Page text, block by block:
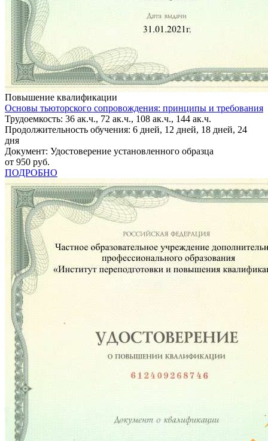
Повышение квалификации
Основы тьюторского сопровождения: принципы и требования
Трудоемкость: 36 ак.ч., 72 ак.ч., 108 ак.ч., 144 ак.ч.
Продолжительность обучения: 6 дней, 12 дней, 18 дней, 24
дня
Документ: Удостоверение установленного образца
от 950 руб.
ПОДРОБНО